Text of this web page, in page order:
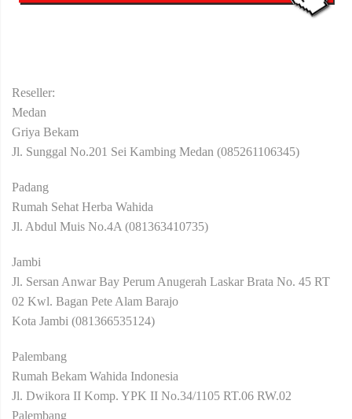
Reseller:
Medan
Griya Bekam
Jl. Sunggal No.201 Sei Kambing Medan (085261106345)
Padang
Rumah Sehat Herba Wahida
Jl. Abdul Muis No.4A (081363410735)
Jambi
Jl. Sersan Anwar Bay Perum Anugerah Laskar Brata No. 45 RT
02 Kwl. Bagan Pete Alam Barajo
Kota Jambi (081366535124)
Palembang
Rumah Bekam Wahida Indonesia
Jl. Dwikora II Komp. YPK II No.34/1105 RT.06 RW.02
Palembang